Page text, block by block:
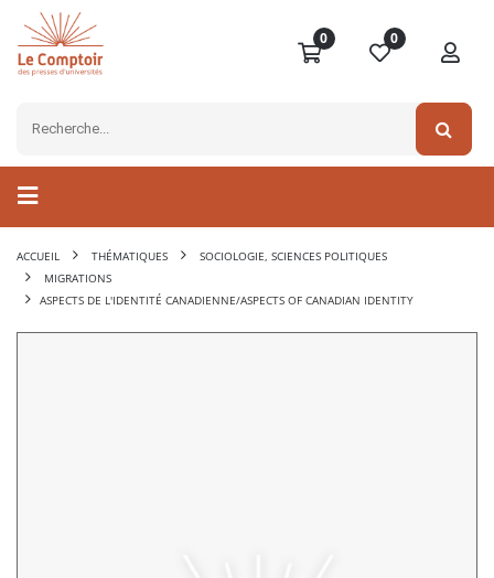
0 0
ACCUEIL THÉMATIQUES
SOCIOLOGIE, SCIENCES POLITIQUES
MIGRATIONS
ASPECTS DE L'IDENTITÉ CANADIENNE/ASPECTS OF CANADIAN IDENTITY